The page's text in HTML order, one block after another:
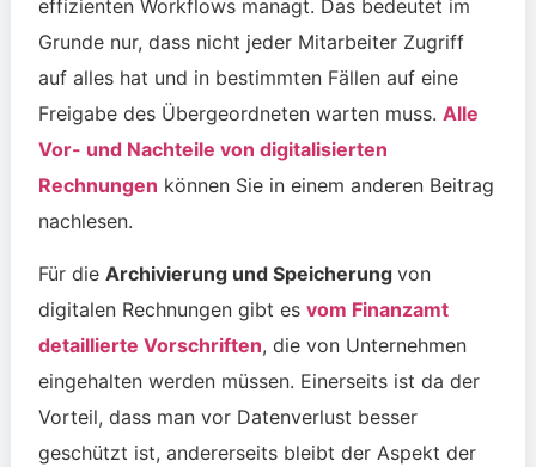
effizienten Workflows managt. Das bedeutet im
Grunde nur, dass nicht jeder Mitarbeiter Zugriff
auf alles hat und in bestimmten Fällen auf eine
Freigabe des Übergeordneten warten muss. Alle
Vor- und Nachteile von digitalisierten
Rechnungen können Sie in einem anderen Beitrag
nachlesen.
Für die Archivierung und Speicherung von
digitalen Rechnungen gibt es vom Finanzamt
detaillierte Vorschriften, die von Unternehmen
eingehalten werden müssen. Einerseits ist da der
Vorteil, dass man vor Datenverlust besser
geschützt ist, andererseits bleibt der Aspekt der